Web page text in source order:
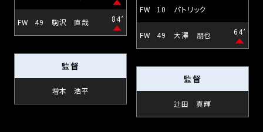
FW 49 駒沢 直哉 84’
監督
増本 浩平
FW 10 パトリック
FW 49 大澤 朋也 64’
監督
辻田 真輝